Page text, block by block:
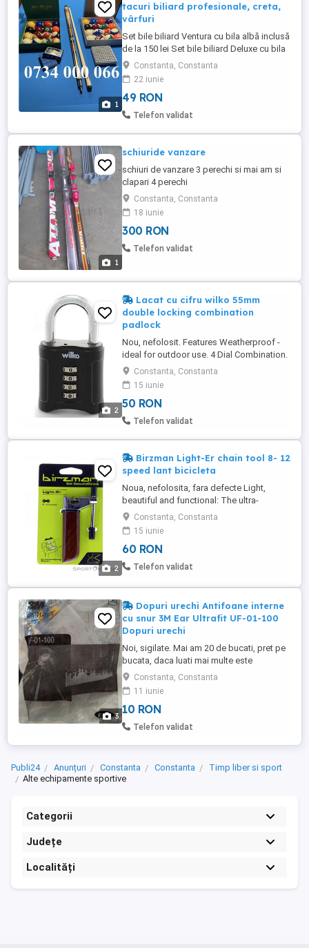
1
tacuri biliard profesionale, creta,
vârfuri
Set bile biliard Ventura cu bila albă inclusă
de la 150 lei Set bile biliard Deluxe cu bila
albă inclusă de la 200 lei Tacuri biliard
profesionale cu filet metalic, diferite
modele, de la 250 lei Creta 2 lei buc Varf
1,5 lei buc Pentru plasări de comenzi
pentru accesorii biliard sau închirieri și
Constanta, Constanta
22 iunie
49 RON
Telefon validat
1
schiuride vanzare
schiuri de vanzare 3 perechi si mai am si
clapari 4 perechi
Constanta, Constanta
18 iunie
300 RON
Telefon validat
2
Lacat cu cifru wilko 55mm
double locking combination
padlock
Nou, nefolosit. Features Weatherproof -
ideal for outdoor use. 4 Dial Combination.
User changeable PIN code. Anti corrosive
internal components. Squire protection
standard 5. Shackle clearance 26mm x
23mm. Shackle diameter 8mm. About this
item HIGH KEYLESS SECURITY ...
Constanta, Constanta
15 iunie
50 RON
Telefon validat
2
Birzman Light-Er chain tool 8- 12
speed lant bicicleta
Noua, nefolosita, fara defecte Light,
beautiful and functional: The ultra-
compact chain tool with a body made of
high-quality aluminum and its elegant
wooden handle. For 8-12-speed chains -
Body made of high-quality aluminum -
wooden handle brown-silver/universal: 76
Constanta, Constanta
15 iunie
60 RON
Telefon validat
3
Dopuri urechi Antifoane interne
cu snur 3M Ear Ultrafit UF-01-100
Dopuri urechi
Noi, sigilate. Mai am 20 de bucati, pret pe
bucata, daca luati mai multe este
negociabil Antifoane interne cu snur 3M
Ear Ultrafit 2632PL,conform EN 352-2.
Realizate din cauciuc siliconic solid, snur
din polimer solid, rezistente la umiditate.
Model cu trei flanse pentru atenuare
Constanta, Constanta
11 iunie
10 RON
Telefon validat
Publi24 Anunțuri Constanta Constanta
Timp liber si sport
Alte echipamente sportive
Categorii
Județe
Localități